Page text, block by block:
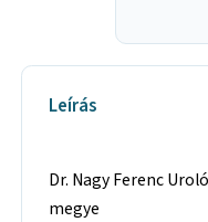
Leírás
Dr. Nagy Ferenc
megye